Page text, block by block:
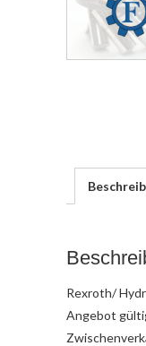
Rexroth/
Angebot